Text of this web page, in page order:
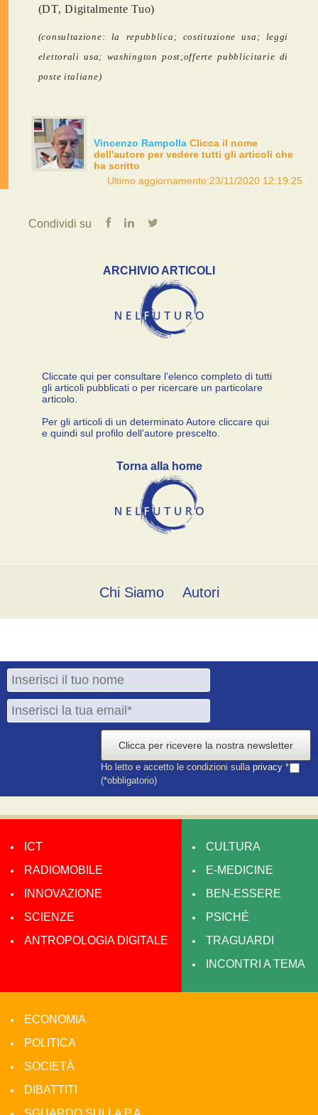
(DT, Digitalmente Tuo)
(consultazione: la repubblica; costituzione usa; leggi
elettorali usa; washington post;offerte pubblicitarie di
poste italiane)
Vincenzo Rampolla Clicca il nome
dell'autore per vedere tutti gli articoli che
ha scritto
Ultimo aggiornamento:23/11/2020 12:19:25
Condividi su
ARCHIVIO ARTICOLI
Cliccate qui per consultare l’elenco completo di tutti
gli articoli pubblicati o per ricercare un particolare
articolo.
Per gli articoli di un determinato Autore cliccare qui
e quindi sul profilo dell’autore prescelto.
Torna alla home
Chi Siamo Autori
Clicca per ricevere la nostra newsletter
Ho letto e accetto le condizioni sulla privacy *
(*obbligatorio)
ICT
RADIOMOBILE
INNOVAZIONE
SCIENZE
ANTROPOLOGIA DIGITALE
CULTURA
E-MEDICINE
BEN-ESSERE
PSICHÉ
TRAGUARDI
INCONTRI A TEMA
ECONOMIA
POLITICA
SOCIETÀ
DIBATTITI